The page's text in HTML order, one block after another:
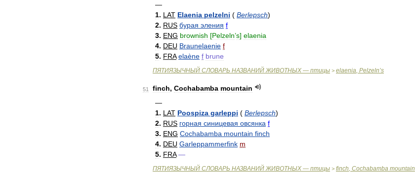
—
1. LAT Elaenia pelzelni ( Berlepsch)
2. RUS бурая эления f
3. ENG brownish [Pelzeln’s] elaenia
4. DEU Braunelaenie f
5. FRA elaène f brune
ПЯТИЯЗЫЧНЫЙ СЛОВАРЬ НАЗВАНИЙ ЖИВОТНЫХ — птицы > elaenia, Pelzeln’s
51 finch, Cochabamba mountain
—
1. LAT Poospiza garleppi ( Berlepsch)
2. RUS горная синицевая овсянка f
3. ENG Cochabamba mountain finch
4. DEU Garleppammerfink m
5. FRA —
ПЯТИЯЗЫЧНЫЙ СЛОВАРЬ НАЗВАНИЙ ЖИВОТНЫХ — птицы > finch, Cochabamba mountain